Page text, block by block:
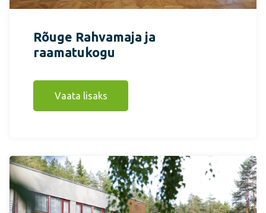
Rõuge Rahvamaja ja
raamatukogu
Vaata lisaks